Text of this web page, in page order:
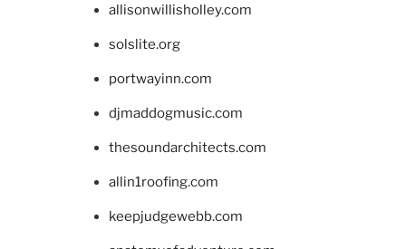
allisonwillisholley.com
solslite.org
portwayinn.com
djmaddogmusic.com
thesoundarchitects.com
allin1roofing.com
keepjudgewebb.com